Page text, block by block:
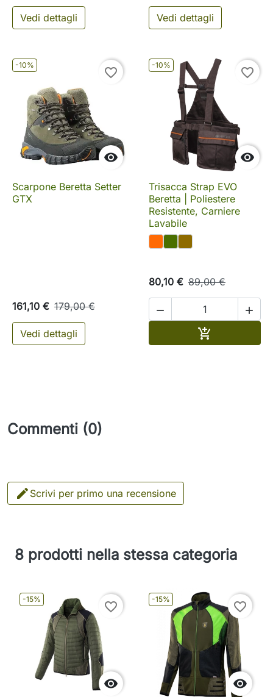
Vedi dettagli Vedi dettagli
-10%

favorite_border
Scarpone Beretta Setter
GTX
161,10 € 179,00 €
Vedi dettagli
-10%

favorite_border
Trisacca Strap EVO
Beretta | Poliestere
Resistente, Carniere
Lavabile
80,10 € 89,00 €
 

Commenti (0)
 Scrivi per primo una recensione
8 prodotti nella stessa categoria
-15%

favorite_border
-15%

favorite_border